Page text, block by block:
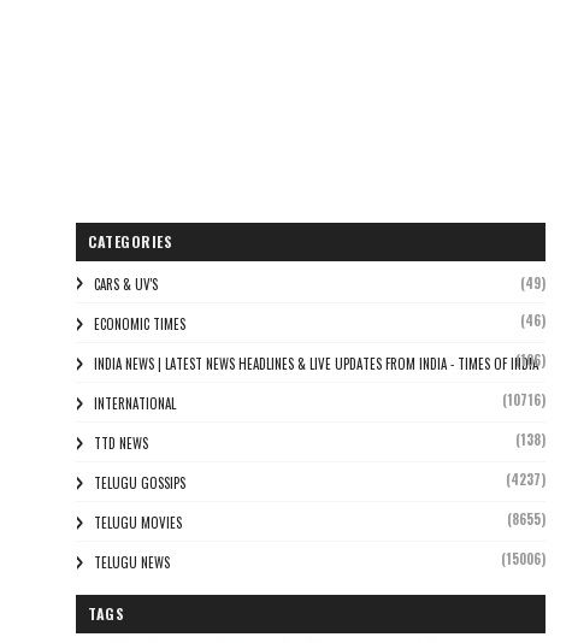
CATEGORIES
CARS & UV'S (49)
ECONOMIC TIMES (46)
INDIA NEWS | LATEST NEWS HEADLINES & LIVE UPDATES FROM INDIA - TIMES OF INDIA
(106)
INTERNATIONAL (10716)
TTD NEWS (138)
TELUGU GOSSIPS (4237)
TELUGU MOVIES (8655)
TELUGU NEWS (15006)
TAGS